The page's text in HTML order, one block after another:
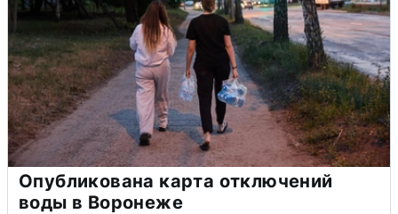
Опубликована карта отключений
воды в Воронеже